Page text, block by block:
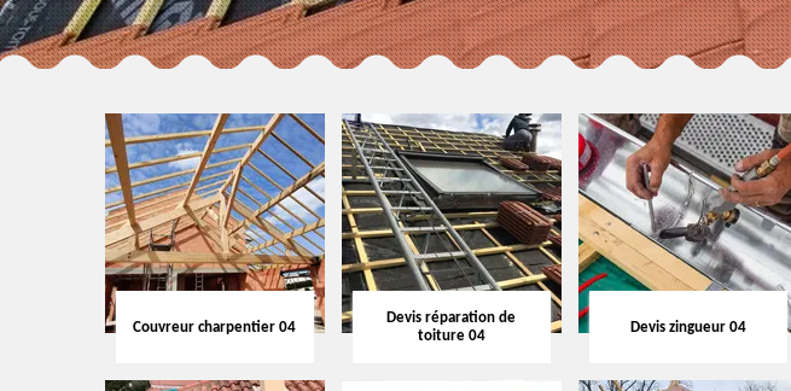
Couvreur charpentier 04
Devis réparation de
toiture 04
Devis zingueur 04